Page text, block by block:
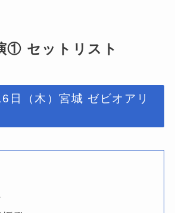
① セットリスト
日（木）宮城 ゼビオアリ